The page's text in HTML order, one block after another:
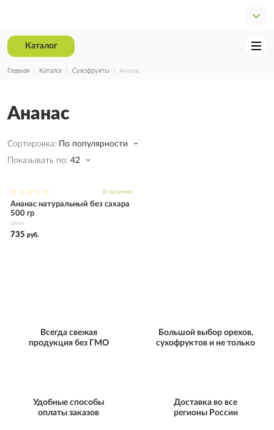
Каталог
Главная Каталог Сухофрукты Ананас
Ананас
Сортировка:
По популярности
Показывать по: 42
Купить
В наличии
Ананас натуральный без сахара
500 гр
цена
735 руб.
Всегда свежая
продукция без ГМО
Большой выбор орехов,
сухофруктов и не только
Удобные способы
оплаты заказов
Доставка во все
регионы России